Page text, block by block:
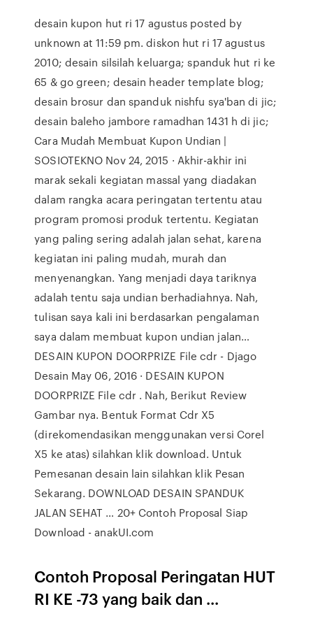
desain kupon hut ri 17 agustus posted by
unknown at 11:59 pm. diskon hut ri 17 agustus
2010; desain silsilah keluarga; spanduk hut ri ke
65 & go green; desain header template blog;
desain brosur dan spanduk nishfu sya'ban di jic;
desain baleho jambore ramadhan 1431 h di jic;
Cara Mudah Membuat Kupon Undian |
SOSIOTEKNO Nov 24, 2015 · Akhir-akhir ini
marak sekali kegiatan massal yang diadakan
dalam rangka acara peringatan tertentu atau
program promosi produk tertentu. Kegiatan
yang paling sering adalah jalan sehat, karena
kegiatan ini paling mudah, murah dan
menyenangkan. Yang menjadi daya tariknya
adalah tentu saja undian berhadiahnya. Nah,
tulisan saya kali ini berdasarkan pengalaman
saya dalam membuat kupon undian jalan…
DESAIN KUPON DOORPRIZE File cdr - Djago
Desain May 06, 2016 · DESAIN KUPON
DOORPRIZE File cdr . Nah, Berikut Review
Gambar nya. Bentuk Format Cdr X5
(direkomendasikan menggunakan versi Corel
X5 ke atas) silahkan klik download. Untuk
Pemesanan desain lain silahkan klik Pesan
Sekarang. DOWNLOAD DESAIN SPANDUK
JALAN SEHAT … 20+ Contoh Proposal Siap
Download - anakUI.com
Contoh Proposal Peringatan HUT
RI KE -73 yang baik dan ...